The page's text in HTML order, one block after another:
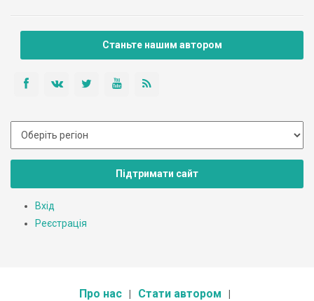
Станьте нашим автором
Підтримати сайт
Вхід
Реєстрація
Про нас Стати автором